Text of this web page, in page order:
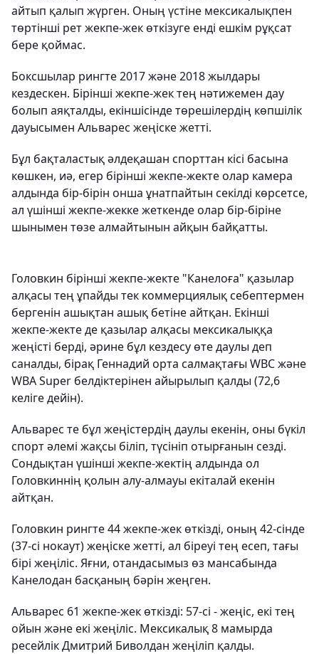
айтып қалып жүрген. Оның үстіне мексикалықпен
төртінші рет жекпе-жек өткізуге енді ешкім рұқсат
бере қоймас.
Боксшылар рингте 2017 және 2018 жылдары
кездескен. Бірінші жекпе-жек тең нәтижемен дау
болып аяқталды, екіншісінде төрешілердің көпшілік
дауысымен Альварес жеңіске жетті.
Бұл бақталастық әлдеқашан спорттан кісі басына
көшкен, иә, егер бірінші жекпе-жекте олар камера
алдында бір-бірін онша ұнатпайтын секілді көрсетсе,
ал үшінші жекпе-жекке жеткенде олар бір-біріне
шынымен төзе алмайтынын айқын байқатты.
Головкин бірінші жекпе-жекте "Канелоға" қазылар
алқасы тең ұпайды тек коммерциялық себептермен
бергенін ашықтан ашық бетіне айтқан. Екінші
жекпе-жекте де қазылар алқасы мексикалыққа
жеңісті берді, әрине бұл кездесу өте даулы деп
саналды, бірақ Геннадий орта салмақтағы WBC және
WBA Super белдіктерінен айырылып қалды (72,6
келіге дейін).
Альварес те бұл жеңістердің даулы екенін, оны бүкіл
спорт әлемі жақсы біліп, түсініп отырғанын сезді.
Сондықтан үшінші жекпе-жектің алдында ол
Головкиннің қолын алу-алмауы екіталай екенін
айтқан.
Головкин рингте 44 жекпе-жек өткізді, оның 42-сінде
(37-сі нокаут) жеңіске жетті, ал біреуі тең есеп, тағы
бірі жеңіліс. Яғни, отандасымыз өз мансабында
Канелодан басқаның бәрін жеңген.
Альварес 61 жекпе-жек өткізді: 57-сі - жеңіс, екі тең
ойын және екі жеңіліс. Мексикалық 8 мамырда
ресейлік Дмитрий Биволдан жеңіліп қалды.